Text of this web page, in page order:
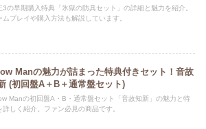
3の早期購入特典「氷獄の防具セット」の詳細と魅力を紹介。
ムプレイや購入方法も解説しています。
Manの魅力が詰まった特典付きセット！音故
(初回盤A＋B＋通常盤セット)
Manの初回盤A・B・通常盤セット「音故知新」の魅力と特
詳しく紹介。ファン必見の商品です。